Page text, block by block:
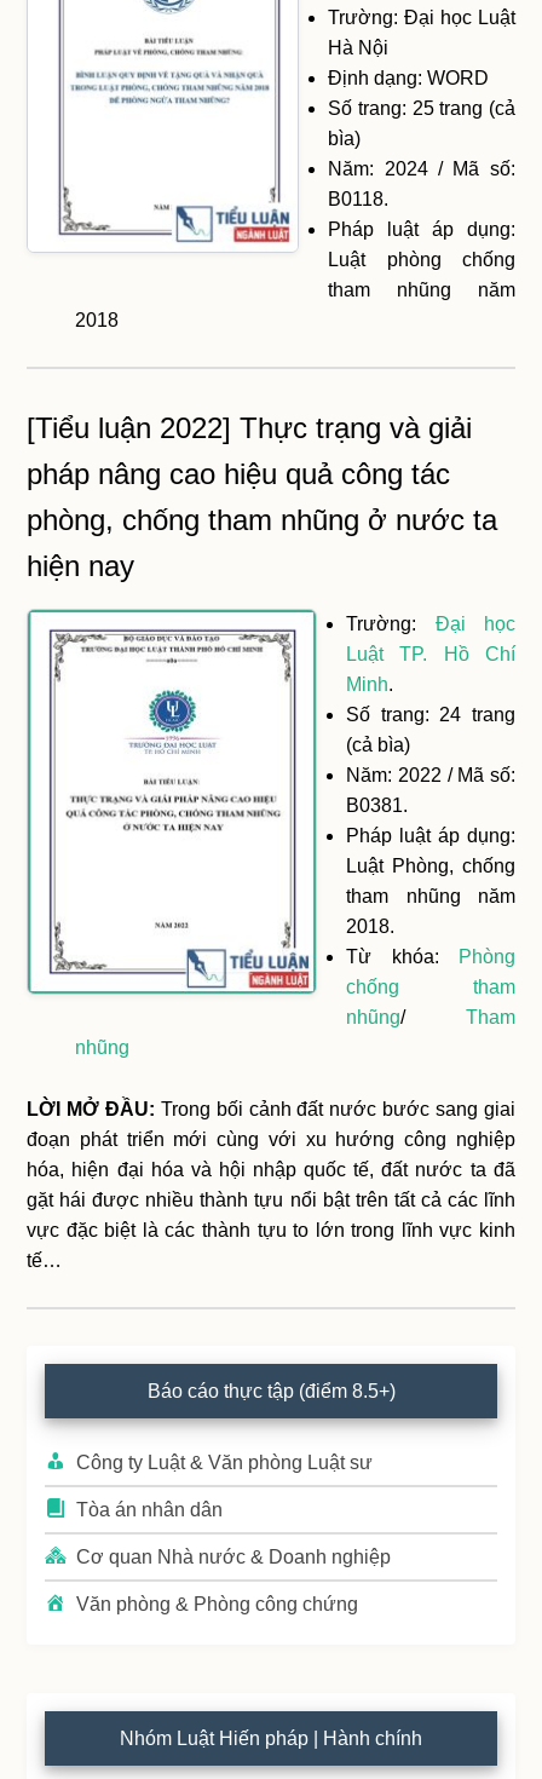
Trường: Đại học Luật
Hà Nội
Định dạng: WORD
Số trang: 25 trang (cả
bìa)
Năm: 2024 / Mã số:
B0118.
Pháp luật áp dụng:
Luật phòng chống
tham nhũng năm
2018
[Tiểu luận 2022] Thực trạng và giải
pháp nâng cao hiệu quả công tác
phòng, chống tham nhũng ở nước ta
hiện nay
Trường: Đại học
Luật TP. Hồ Chí
Minh.
Số trang: 24 trang
(cả bìa)
Năm: 2022 / Mã số:
B0381.
Pháp luật áp dụng:
Luật Phòng, chống
tham nhũng năm
2018.
Từ khóa:
Phòng
chống tham
nhũng/ Tham
nhũng
LỜI MỞ ĐẦU: Trong bối cảnh đất nước bước sang giai
đoạn phát triển mới cùng với xu hướng công nghiệp
hóa, hiện đại hóa và hội nhập quốc tế, đất nước ta đã
gặt hái được nhiều thành tựu nổi bật trên tất cả các lĩnh
vực đặc biệt là các thành tựu to lớn trong lĩnh vực kinh
tế…
Primary
Sidebar
Báo cáo thực tập (điểm 8.5+)
Công ty Luật & Văn phòng Luật sư
Tòa án nhân dân
Cơ quan Nhà nước & Doanh nghiệp
Văn phòng & Phòng công chứng
Nhóm Luật Hiến pháp | Hành chính